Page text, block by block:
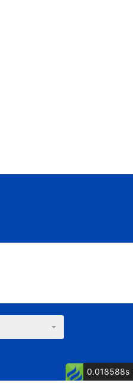
0.018588s